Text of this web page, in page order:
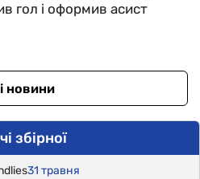
гол і оформив асист
новини
збірної
31 травня